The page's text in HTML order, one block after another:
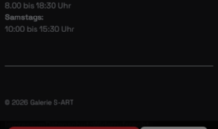
8.00 bis 18:30 Uhr
Samstags:
10:00 bis 15:30 Uhr
© 2026 Galerie S-ART
ImpressumDatenschutzWiderrufsrecht